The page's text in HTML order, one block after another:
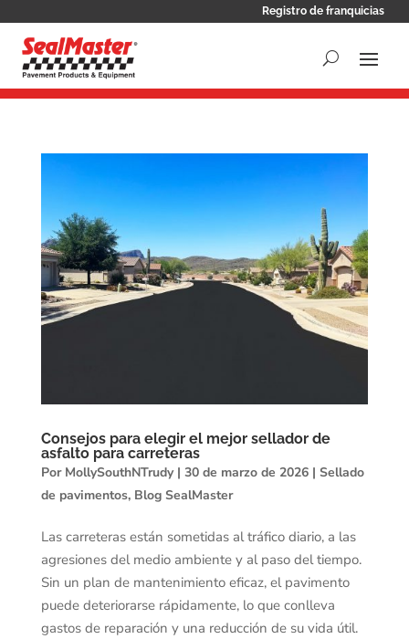
Registro de franquicias
Consejos para elegir el mejor sellador de
asfalto para carreteras
Por MollySouthNTrudy| 30 de marzo de 2026| Sellado
de pavimentos, Blog SealMaster
Las carreteras están sometidas al tráfico diario, a las
agresiones del medio ambiente y al paso del tiempo.
Sin un plan de mantenimiento eficaz, el pavimento
puede deteriorarse rápidamente, lo que conlleva
gastos de reparación y una reducción de su vida útil.